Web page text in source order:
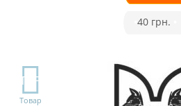
40 грн.
TOP
Товар